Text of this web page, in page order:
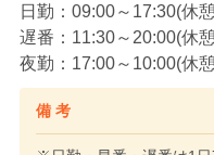
日勤：09:00～17:30(休
遅番：11:30～20:00(休
夜勤：17:00～10:00(休
備 考